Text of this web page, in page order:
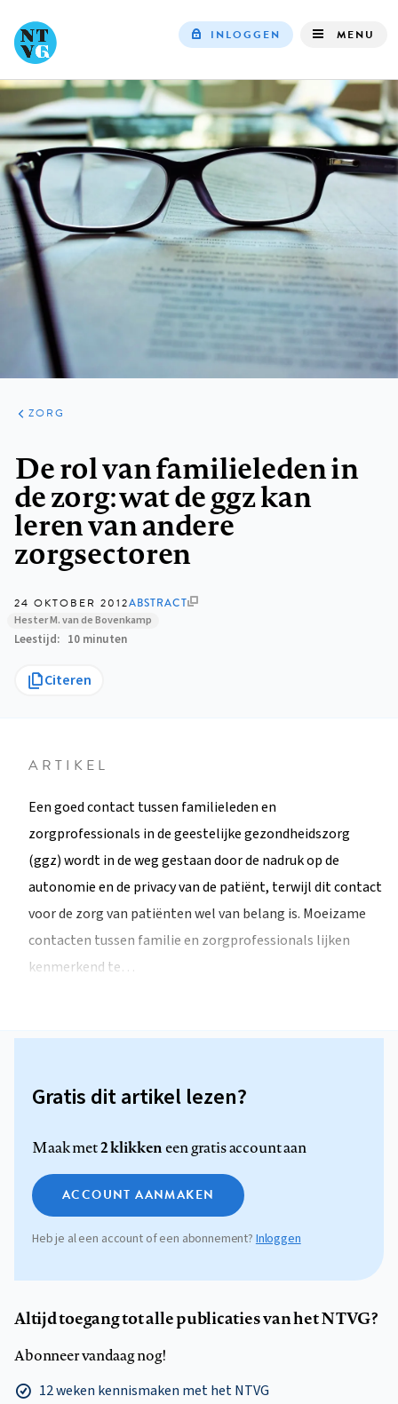
navigation
INLOGGEN MENU
ARTIKELEN
PERSPECTIEF
ZORG
De rol van familieleden in
de zorg: wat de ggz kan
leren van andere
zorgsectoren
24 OKTOBER 2012ABSTRACT
Hester M. van de Bovenkamp
Leestijd 10 minuten
Citeren
ARTIKEL
Een goed contact tussen familieleden en
zorgprofessionals in de geestelijke gezondheidszorg
(ggz) wordt in de weg gestaan door de nadruk op de
autonomie en de privacy van de patiënt, terwijl dit contact
voor de zorg van patiënten wel van belang is. Moeizame
contacten tussen familie en zorgprofessionals lijken
kenmerkend te…
Gratis dit artikel lezen?
Maak met2 klikkeneen gratis account aan
ACCOUNT AANMAKEN
Heb je al een account of een abonnement? Inloggen
Altijd toegang tot alle publicaties van het NTVG?
Abonneer vandaag nog!
12 weken kennismaken met het NTVG